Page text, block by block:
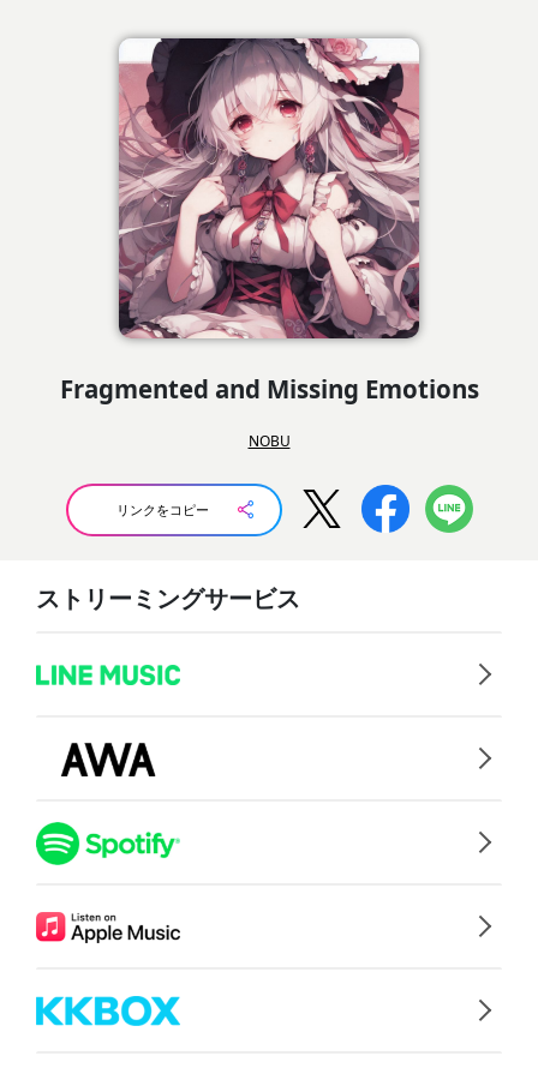
Fragmented and Missing Emotions
NOBU
リンクをコピー
ストリーミングサービス